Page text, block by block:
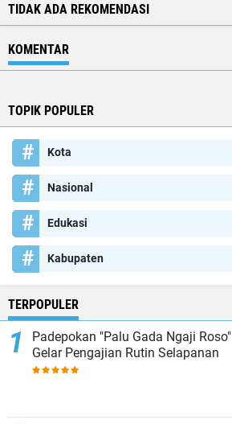
TIDAK ADA REKOMENDASI
KOMENTAR
TOPIK POPULER
Kota
Nasional
Edukasi
Kabupaten
TERPOPULER
Padepokan "Palu Gada Ngaji Roso"
Gelar Pengajian Rutin Selapanan